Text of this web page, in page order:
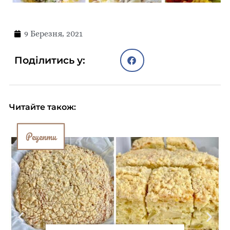
9 Березня, 2021
Поділитись у:
Читайте також:
Рецепти